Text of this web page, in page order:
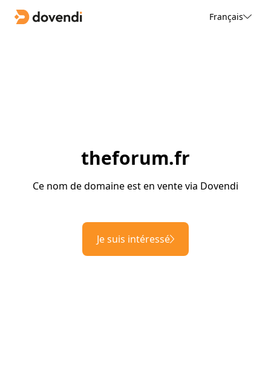
Français
theforum.fr
Ce nom de domaine est en vente via Dovendi
Je suis intéressé